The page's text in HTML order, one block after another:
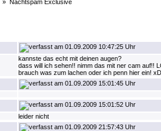
»Nachtspam Exclusive
01.09.2009 10:47:25 Uhr
kannste das echt mit deinen augen?
dass will ich sehen!! nimm das mit ner cam auf!!
brauch was zum lachen oder ich penn hier ein! xD
01.09.2009 15:01:45 Uhr
01.09.2009 15:01:52 Uhr
leider nicht
01.09.2009 21:57:43 Uhr